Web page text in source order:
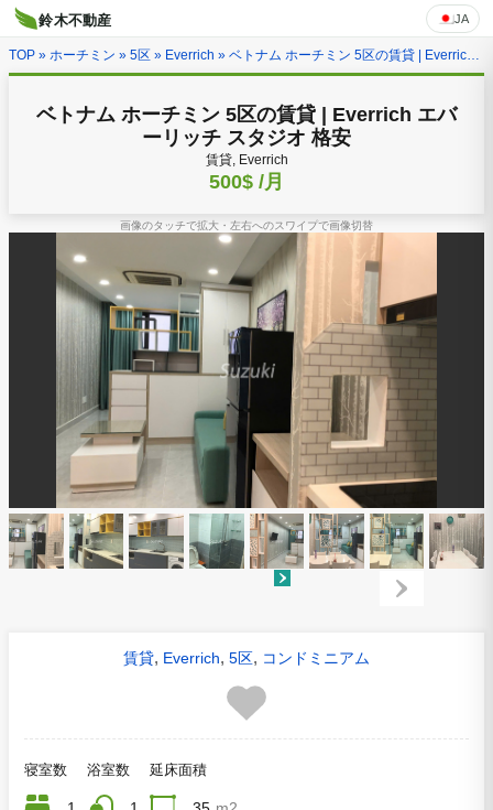
TOP » ホーチミン » 5区 » Everrich » ベトナム ホーチミン 5区の賃貸 | Everrich エバーリッチ スタジオ 格安
ベトナム ホーチミン 5区の賃貸 | Everrich エバ
ーリッチ スタジオ 格安
賃貸, Everrich
500$ /月
画像のタッチで拡大・左右へのスワイプで画像切替
賃貸, Everrich, 5区, コンドミニアム
寝室数 浴室数 延床面積
鈴木不動産 JA